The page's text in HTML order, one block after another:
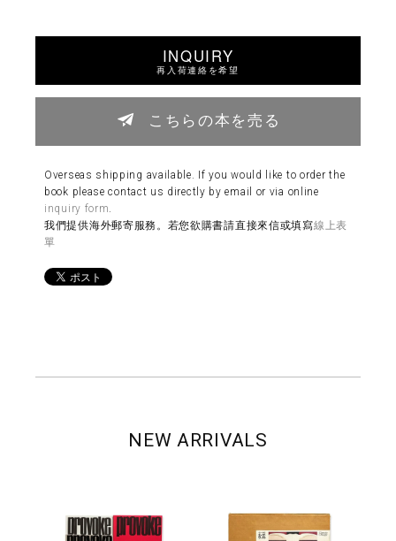
INQUIRY
再入荷連絡を希望
こちらの本を売る
Overseas shipping available. If you would like to order the
book please contact us directly by email or via online
inquiry form
我們提供海外郵寄服務。若您欲購書請直接來信或填寫線上表
單
NEW ARRIVALS